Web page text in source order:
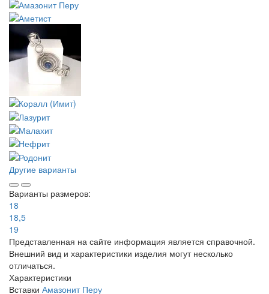
Другие варианты
Варианты размеров:
18
18,5
19
Представленная на сайте информация является справочной.
Внешний вид и характеристики изделия могут несколько
отличаться.
Характеристики
Вставки Амазонит Перу